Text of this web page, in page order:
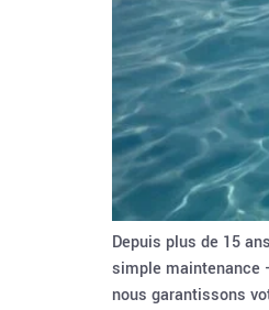
Depuis plus de 15
simple maintenance
nous garantissons